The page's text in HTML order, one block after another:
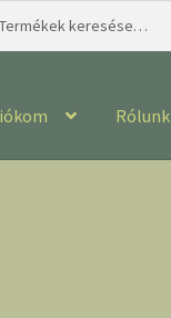
Rólunk